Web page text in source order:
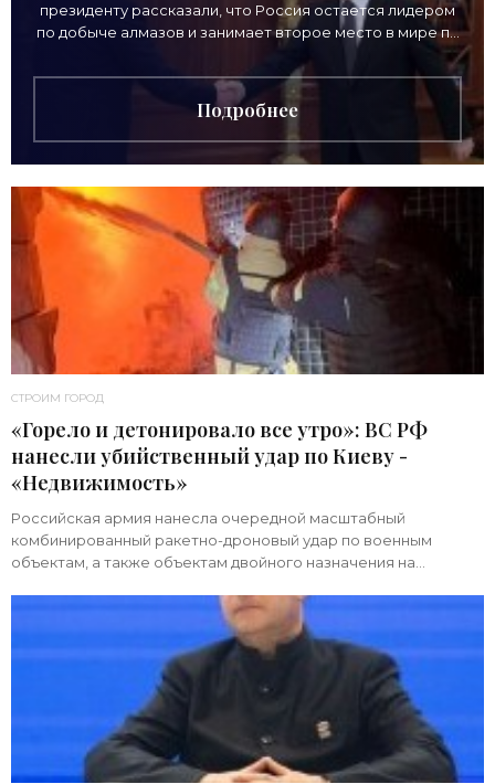
президенту рассказали, что Россия остается лидером
по добыче алмазов и занимает второе место в мире по
Подробнее
СТРОИМ ГОРОД
«Горело и детонировало все утро»: ВС РФ
нанесли убийственный удар по Киеву -
«Недвижимость»
Российская армия нанесла очередной масштабный
комбинированный ракетно-дроновый удар по военным
объектам, а также объектам двойного назначения на